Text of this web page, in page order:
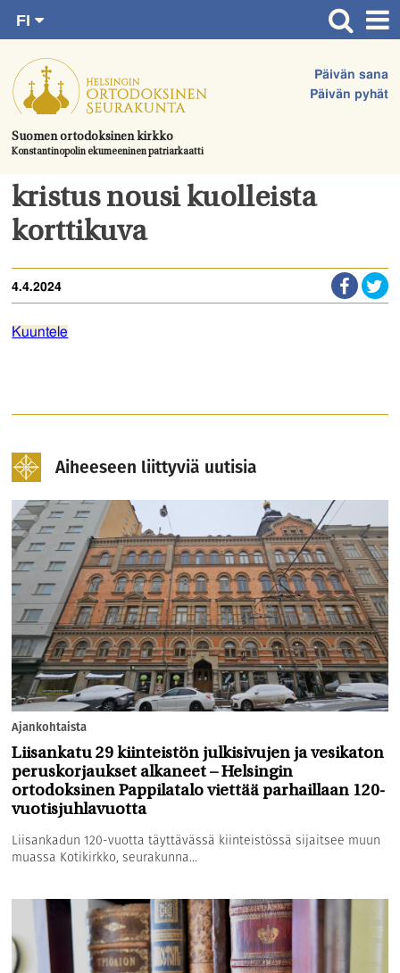
suoraan
sisältöön.
Suomen ortodoksinen kirkko
Konstantinopolin ekumeeninen patriarkaatti
Päivän sana
Päivän pyhät
FI
SV
EN
UA
Etusivu
Ajankohtaista
Juhlat & toimitukset
Kirkot
Apua & tukea
Hautausmaa
Yhteystiedot
kristus nousi kuolleista
korttikuva
4.4.2024
Kuuntele
Aiheeseen liittyviä uutisia
Ajankohtaista
Liisankatu 29 kiinteistön julkisivujen ja vesikaton
peruskorjaukset alkaneet – Helsingin
ortodoksinen Pappilatalo viettää parhaillaan 120-
vuotisjuhlavuotta
Liisankadun 120-vuotta täyttävässä kiinteistössä sijaitsee muun
muassa Kotikirkko, seurakunna...